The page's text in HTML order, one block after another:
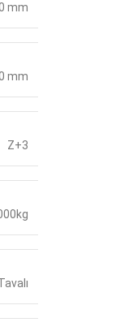
mm
mm
Z+3